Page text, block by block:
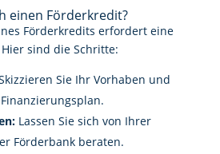
einen Förderkredit?
Förderkredits erfordert eine
sind die Schritte:
Sie Ihr Vorhaben und
Lassen Sie sich von Ihrer
Förderbank beraten.